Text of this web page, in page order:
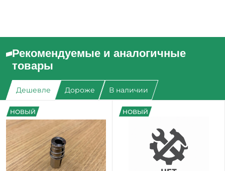
Рекомендуемые и аналогичные
товары
Дешевле Дороже В наличии
НОВЫЙ НОВЫЙ